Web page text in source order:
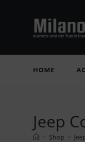
HOME
Jeep
> Shop >